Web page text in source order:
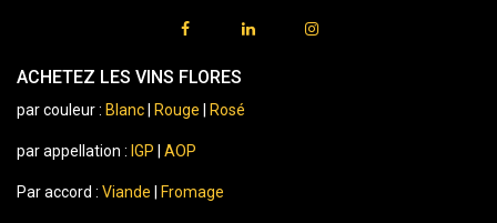
ACHETEZ LES VINS FLORES
par couleur : Blanc Rouge Rosé
par appellation : IGP AOP
Par accord : Viande Fromage